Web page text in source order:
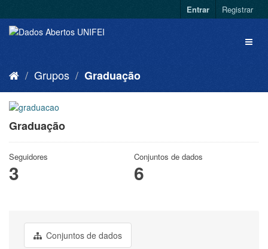
Entrar Registrar
Grupos Graduação
Graduação
Seguidores
3
Conjuntos de dados
6
Conjuntos de dados